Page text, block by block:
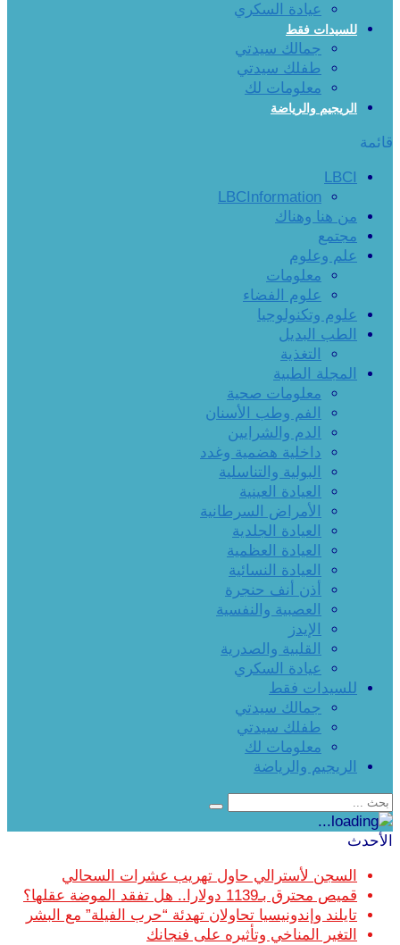
عيادة السكري
للسيدات فقط
جمالك سيدتي
طفلك سيدتي
معلومات لك
الريجيم والرياضة
قائمة
LBCI
LBCInformation
من هنا وهناك
مجتمع
علم وعلوم
معلومات
علوم الفضاء
علوم وتكنولوجيا
الطب البديل
التغذية
المجلة الطبية
معلومات صحية
الفم وطب الأسنان
الدم والشرايين
داخلية هضمية وغدد
البولية والتناسلية
العيادة العينية
الأمراض السرطانية
العيادة الجلدية
العيادة العظمية
العيادة النسائية
أذن أنف حنجرة
العصبية والنفسية
الإيدز
القلبية والصدرية
عيادة السكري
للسيدات فقط
جمالك سيدتي
طفلك سيدتي
معلومات لك
الريجيم والرياضة
الأحدث
السجن لأسترالي حاول تهريب عشرات السحالي
قميص محترق بـ1139 دولارا.. هل تفقد الموضة عقلها؟
تايلند وإندونيسيا تحاولان تهدئة “حرب الفيلة” مع البشر
التغير المناخي وتأثيره على فنجانك